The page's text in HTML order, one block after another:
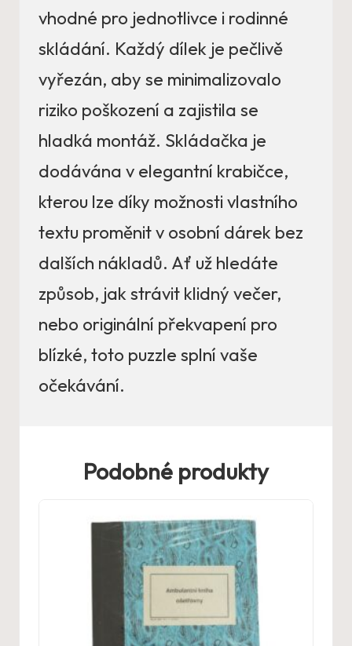
vhodné pro jednotlivce i rodinné
skládání. Každý dílek je pečlivě
vyřezán, aby se minimalizovalo
riziko poškození a zajistila se
hladká montáž. Skládačka je
dodávána v elegantní krabičce,
kterou lze díky možnosti vlastního
textu proměnit v osobní dárek bez
dalších nákladů. Ať už hledáte
způsob, jak strávit klidný večer,
nebo originální překvapení pro
blízké, toto puzzle splní vaše
očekávání.
Podobné produkty